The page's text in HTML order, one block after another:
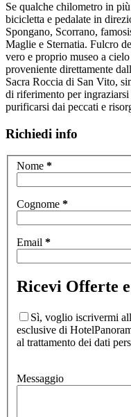
Se qualche chilometro in
bicicletta e pedalate in
Spongano, Scorrano,
Maglie e Sternatia. Fulcro
vero e proprio museo a
proveniente direttamente
Sacra Roccia di San Vito,
di riferimento per ingraziarsi
purificarsi dai peccati e
Richiedi info
Nome *
Cognome *
Email *
Ricevi Offerte
Sì, voglio iscrivermi
esclusive di
al trattamento dei dati
Messaggio